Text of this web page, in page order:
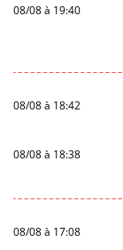
08/08 à 19:40
08/08 à 18:42
08/08 à 18:38
08/08 à 17:08